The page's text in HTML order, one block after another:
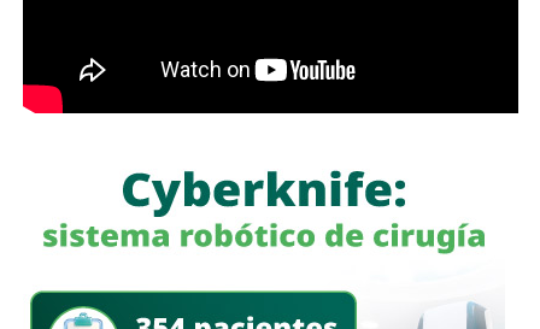
potabilización y la continuidad del suministro de agua
potable.